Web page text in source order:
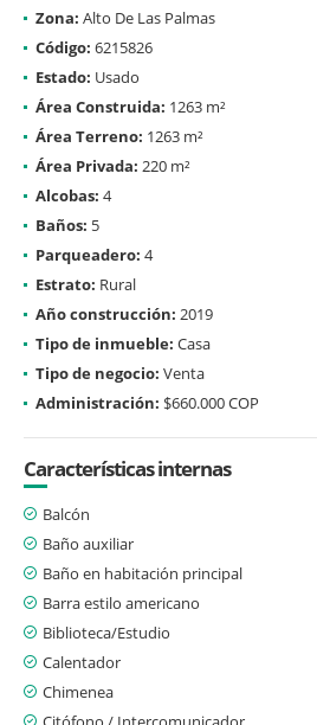
Zona: Alto De Las Palmas
Código: 6215826
Estado: Usado
Área Construida: 1263 m²
Área Terreno: 1263 m²
Área Privada: 220 m²
Alcobas: 4
Baños: 5
Parqueadero: 4
Estrato: Rural
Año construcción: 2019
Tipo de inmueble: Casa
Tipo de negocio: Venta
Administración: $660.000 COP
Características internas
Balcón
Baño auxiliar
Baño en habitación principal
Barra estilo americano
Biblioteca/Estudio
Calentador
Chimenea